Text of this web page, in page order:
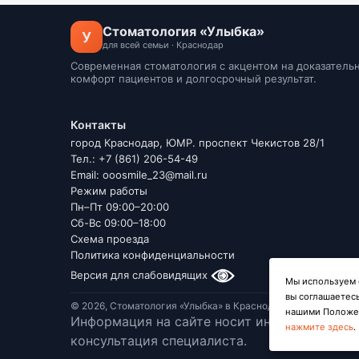
У Стоматология «Улыбка»
для всей семьи · Краснодар
Современная стоматология с акцентом на
комфорт пациентов и долгосрочный результат.
Контакты
город Краснодар, ЮМР. проспект Чекистов 28/1
Тел.: +7 (861) 206-54-49
Email: ooosmile_23@mail.ru
Режим работы
Пн–Пт 09:00–20:00
Сб-Вс 09:00–18:00
Схема проезда
Политика конфиденциальности
Версия для слабовидящих
© 2026, Стоматология «Улыбка» в Краснодаре.
Информация на сайте носит
консультация специалиста.
Мы используем
вы
нашими
нажмите здесь.